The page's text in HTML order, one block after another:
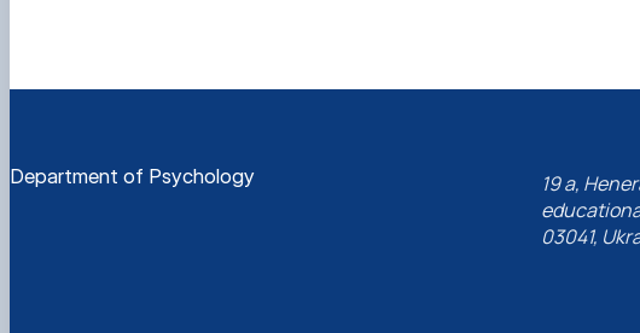
Department of Psychology
19 a,
03041,